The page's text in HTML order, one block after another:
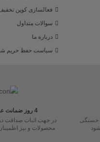
فعالسازی کوپن
سوالات متداول
درباره ما
سیاست حفظ حریم
4 روز ضمانت عدم تطابق
در جهت اثبات صداقت
محصولات و نیز
خستگی